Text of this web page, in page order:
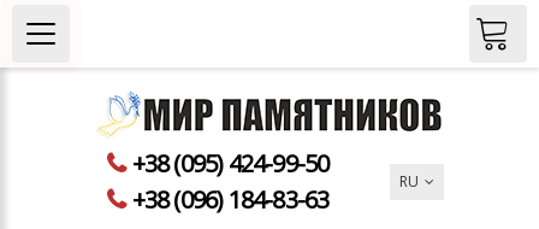
+38 (095) 424-99-50
+38 (096) 184-83-63
RU